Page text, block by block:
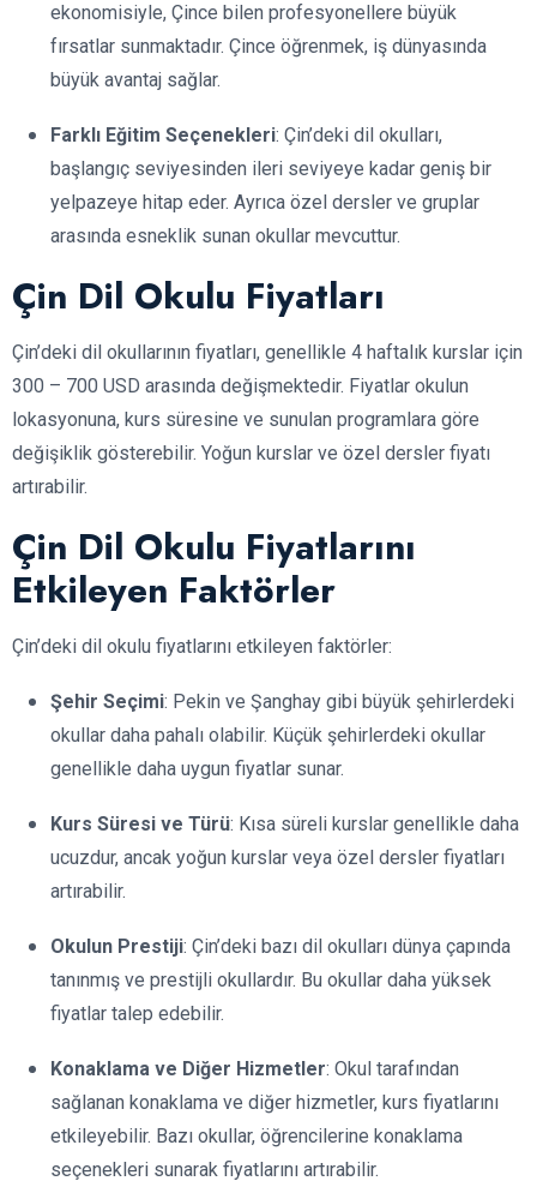
ekonomisiyle, Çince bilen profesyonellere büyük
fırsatlar sunmaktadır. Çince öğrenmek, iş dünyasında
büyük avantaj sağlar.
Farklı Eğitim Seçenekleri: Çin’deki dil okulları,
başlangıç seviyesinden ileri seviyeye kadar geniş bir
yelpazeye hitap eder. Ayrıca özel dersler ve gruplar
arasında esneklik sunan okullar mevcuttur.
Çin Dil Okulu Fiyatları
Çin’deki dil okullarının fiyatları, genellikle 4 haftalık kurslar için
300 – 700 USD arasında değişmektedir. Fiyatlar okulun
lokasyonuna, kurs süresine ve sunulan programlara göre
değişiklik gösterebilir. Yoğun kurslar ve özel dersler fiyatı
artırabilir.
Çin Dil Okulu Fiyatlarını
Etkileyen Faktörler
Çin’deki dil okulu fiyatlarını etkileyen faktörler:
Şehir Seçimi: Pekin ve Şanghay gibi büyük şehirlerdeki
okullar daha pahalı olabilir. Küçük şehirlerdeki okullar
genellikle daha uygun fiyatlar sunar.
Kurs Süresi ve Türü: Kısa süreli kurslar genellikle daha
ucuzdur, ancak yoğun kurslar veya özel dersler fiyatları
artırabilir.
Okulun Prestiji: Çin’deki bazı dil okulları dünya çapında
tanınmış ve prestijli okullardır. Bu okullar daha yüksek
fiyatlar talep edebilir.
Konaklama ve Diğer Hizmetler: Okul tarafından
sağlanan konaklama ve diğer hizmetler, kurs fiyatlarını
etkileyebilir. Bazı okullar, öğrencilerine konaklama
seçenekleri sunarak fiyatlarını artırabilir.